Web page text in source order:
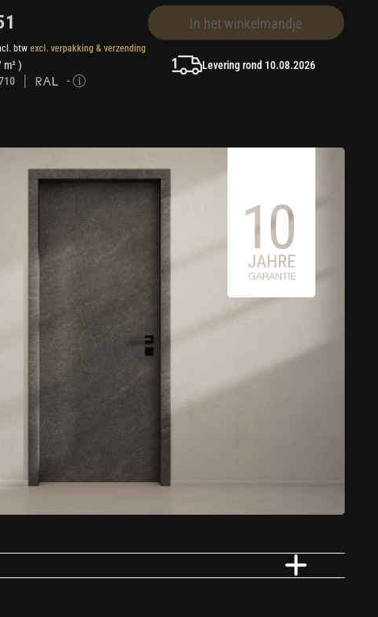
In het winkelmandje
btwexcl. verpakking & verzending
m² )
-
Levering rond 10.08.2026